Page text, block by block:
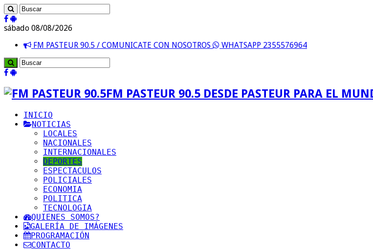
sábado 08/08/2026
FM PASTEUR 90.5 / COMUNICATE CON NOSOTROS
WHATSAPP 2355576964
FM PASTEUR 90.5 DESDE PASTEUR PARA EL
INICIO
NOTICIAS
LOCALES
NACIONALES
INTERNACIONALES
DEPORTES
ESPECTACULOS
POLICIALES
ECONOMIA
POLITICA
TECNOLOGIA
QUIENES SOMOS?
GALERÍA DE IMÁGENES
PROGRAMACIÓN
CONTACTO